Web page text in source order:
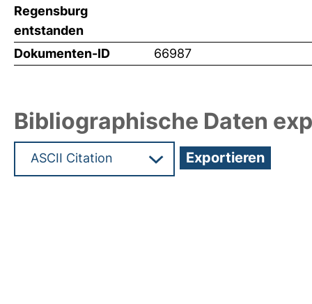
Regensburg
entstanden
Dokumenten-ID 66987
Bibliographische Daten